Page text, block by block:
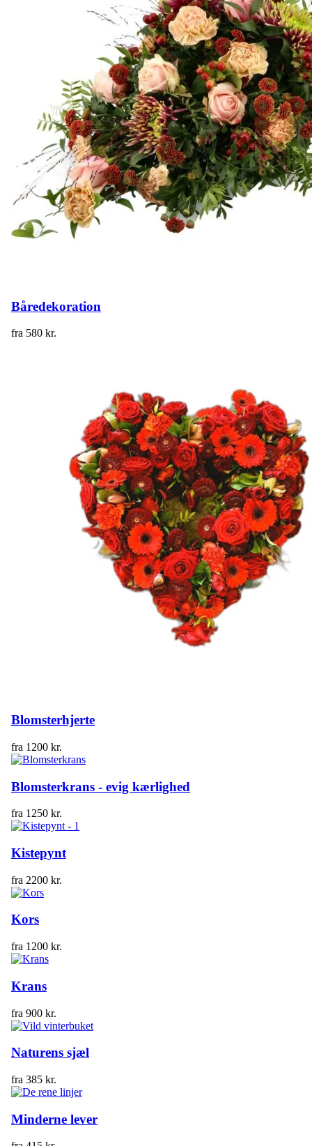
Båredekoration
fra 580 kr.
Blomsterhjerte
fra 1200 kr.
Blomsterkrans - evig kærlighed
fra 1250 kr.
Kistepynt
fra 2200 kr.
Kors
fra 1200 kr.
Krans
fra 900 kr.
Naturens sjæl
fra 385 kr.
Minderne lever